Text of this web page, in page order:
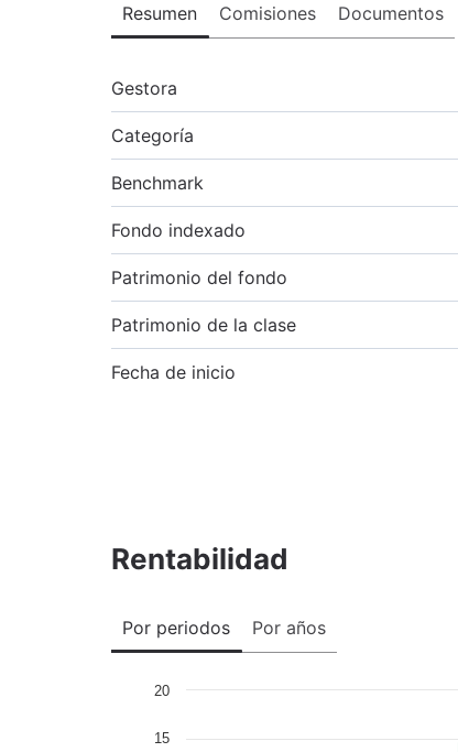
Resumen Comisiones Documentos
Gestora
Categoría
Benchmark
Fondo indexado
Patrimonio del fondo
Patrimonio de la clase
Fecha de inicio
Rentabilidad
Por periodos Por años
15
20